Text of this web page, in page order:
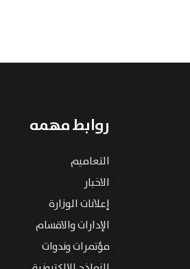
روابط مهمه
التعاميم
الاخبار
إعلانات الوزارة
الإدارات والاقسام
مؤتمرات وندوات